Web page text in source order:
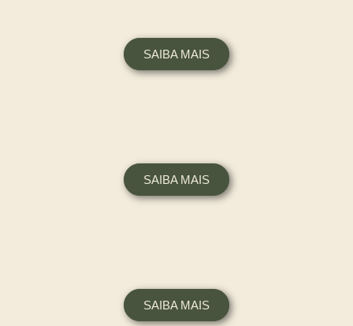
SAIBA MAIS
SAIBA MAIS
SAIBA MAIS